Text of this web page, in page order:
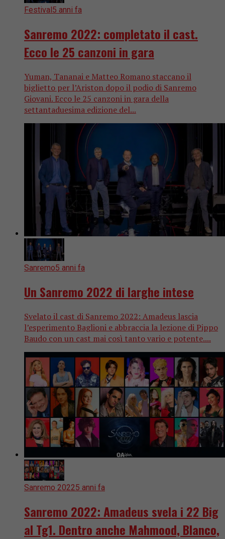
Festival 5 anni fa
Sanremo 2022: completato il cast.
Ecco le 25 canzoni in gara
Yuman, Tananai e Matteo Romano staccano il
biglietto per l’Ariston dopo il podio di Sanremo
Giovani. Ecco le 25 canzoni in gara della
settantaduesima edizione del...
Sanremo5 anni fa
Un Sanremo 2022 di larghe intese
Svelato il cast di Sanremo 2022: Amadeus lascia
l’esperimento Baglioni e abbraccia la lezione di Pippo
Baudo con un cast mai così tanto vario e potente....
Sanremo 20225 anni fa
Sanremo 2022: Amadeus svela i 22 Big
al Tg1. Dentro anche Mahmood, Blanco,